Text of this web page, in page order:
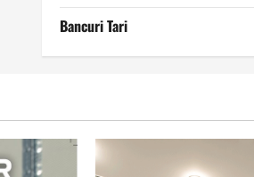
Bancuri Tari